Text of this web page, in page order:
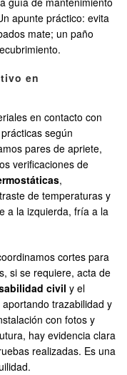
apunte práctico: evita
mate; un paño
en
en contacto con
según
pares de apriete,
verificaciones de
,
de temperaturas y
a la izquierda, fría a la
cortes para
si se requiere, acta de
civil y el
trazabilidad y
con fotos y
hay evidencia clara
realizadas. Es una